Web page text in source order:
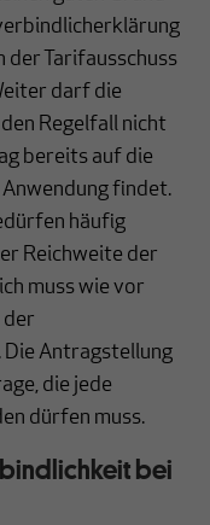
der Tarifausschuss
darf die
Regelfall nicht
bereits auf die
findet.
häufig
Reichweite der
muss wie vor
der
Die Antragstellung
die jede
dürfen muss.
bei